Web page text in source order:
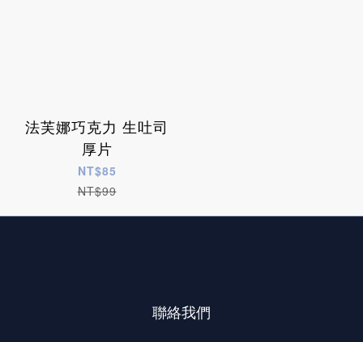
法芙娜巧克力 生吐司
厚片
NT$85
NT$99
聯絡我們